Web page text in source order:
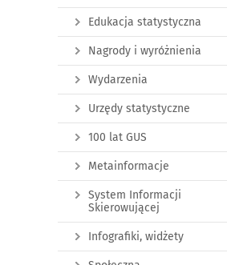
Edukacja statystyczna
Nagrody i wyróżnienia
Wydarzenia
Urzędy statystyczne
100 lat GUS
Metainformacje
System Informacji
Skierowującej
Infografiki, widżety